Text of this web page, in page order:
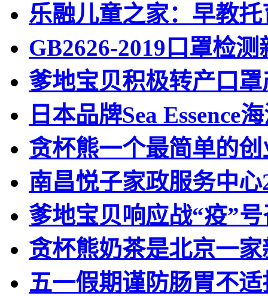
乐融儿童之家：早教
GB2626-2019口罩检
爹地宝贝积极转产口
日本品牌Sea Essence
贪杯熊一个最简单的
南昌悦子家政服务中
爹地宝贝响应战“疫”
贪杯熊奶茶是北京一
五一假期谨防肠胃不